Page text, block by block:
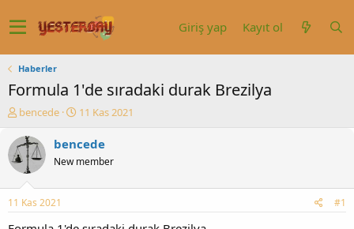
Giriş yap Kayıt ol
Haberler
Formula 1'de sıradaki durak Brezilya
K
n
u
y
b
a
ş
bencede
B
ş
a
ç
11 Kas 2021
bencede
New member
11 Kas 2021 #1